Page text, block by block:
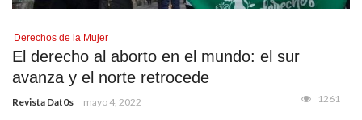
Derechos de la Mujer
El derecho al aborto en el mundo: el sur
avanza y el norte retrocede
Revista Dat0s mayo 4, 2022 1261